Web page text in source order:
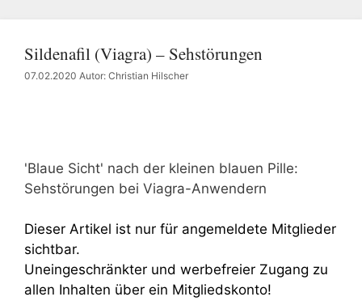
Sildenafil (Viagra) – Sehstörungen
07.02.2020 Autor: Christian Hilscher
'Blaue Sicht' nach der kleinen blauen Pille:
Sehstörungen bei Viagra-Anwendern
Dieser Artikel ist nur für angemeldete Mitglieder
sichtbar.
Uneingeschränkter und werbefreier Zugang zu
allen Inhalten über ein Mitgliedskonto!